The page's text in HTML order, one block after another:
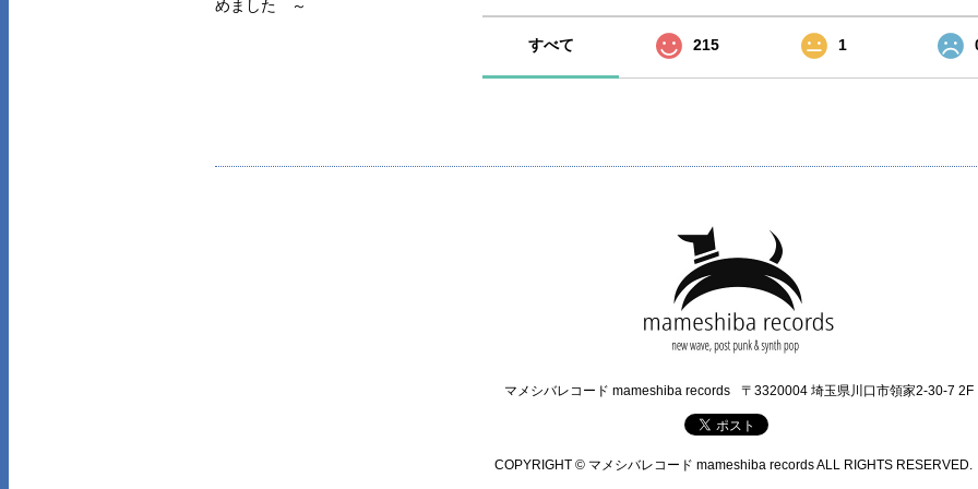
すべて 215 1
めました ～
マメシバレコード mameshiba records 〒3320004 埼玉県川口市領家2-30-7 2F
COPYRIGHT © マメシバレコード mameshiba records ALL RIGHTS RESERVED.